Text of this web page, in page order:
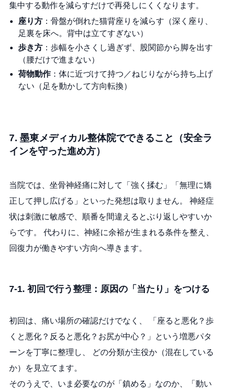
集中する動作を減らすだけで再発しにくくなります。
座り方：骨盤が倒れた猫背座りを減らす（深く座り、
足裏を床へ。背中は立てすぎない）
歩き方：歩幅を小さくし過ぎず、股関節から脚を出す
（腰だけで進まない）
荷物動作：体に近づけて持つ／ねじりながら持ち上げ
ない（足を動かして方向転換）
7. 墨東メディカル整体院でできること（安全ラ
インを守った進め方）
当院では、坐骨神経痛に対して「強く揉む」「無理に矯
正して押し広げる」といった発想は取りません。 神経症
状は刺激に敏感で、順番を間違えるとぶり返しやすいか
らです。 代わりに、神経に余裕が生まれる条件を整え、
回復力が働きやすい方向へ導きます。
7-1. 初回で行う整理：原因の「当たり」をつける
初回は、痛い場所の確認だけでなく、 「座ると悪化？歩
くと悪化？反ると悪化？お尻が中心？」という増悪パタ
ーンを丁寧に整理し、 どの分類が主役か（混在している
か）を見立てます。
そのうえで、いま必要なのが「鎮める」なのか、「動い